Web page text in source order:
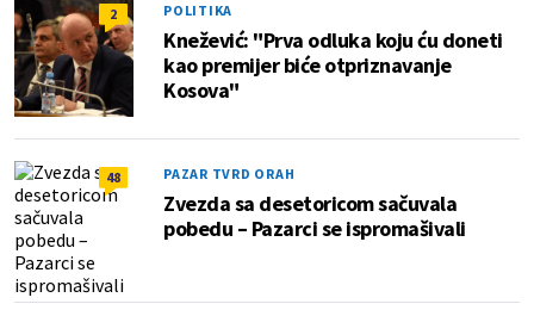
2 POLITIKA
Knežević: "Prva odluka koju ću doneti
kao premijer biće otpriznavanje
Kosova"
48 PAZAR TVRD ORAH
Zvezda sa desetoricom sačuvala
pobedu – Pazarci se ispromašivali